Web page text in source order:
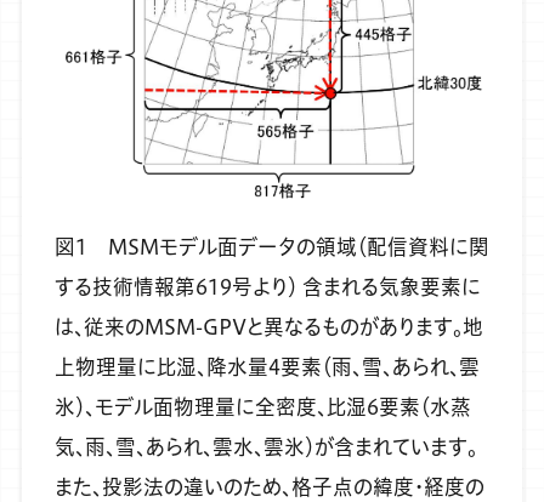
図1 MSMモデル面データの領域（配信資料に関
する技術情報第619号より） 含まれる気象要素に
は、従来のMSM-GPVと異なるものがあります。地
上物理量に比湿、降水量4要素（雨、雪、あられ、雲
氷）、モデル面物理量に全密度、比湿6要素（水蒸
気、雨、雪、あられ、雲水、雲氷）が含まれています。
また、投影法の違いのため、格子点の緯度・経度の